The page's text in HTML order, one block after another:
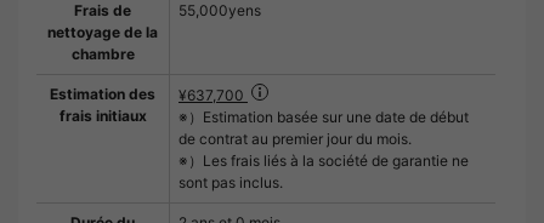
Frais de
nettoyage de la
chambre
55,000yens
Estimation des
frais initiaux
¥637,700
※）Estimation basée sur une date de début
de contrat au premier jour du mois.
※）Les frais liés à la société de garantie ne
sont pas inclus.